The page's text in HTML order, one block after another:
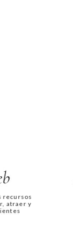
recursos
atraer y